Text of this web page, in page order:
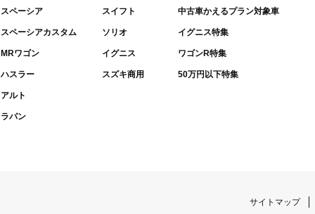
スペーシア
スペーシアカスタム
MRワゴン
ハスラー
アルト
ラパン
スイフト
ソリオ
イグニス
スズキ商用
中古車かえるプラン対象車
イグニス特集
ワゴンR特集
50万円以下特集
サイトマップ